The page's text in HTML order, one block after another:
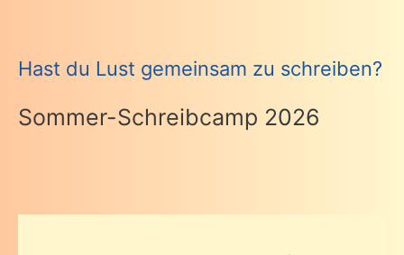
Hast du Lust gemeinsam zu schreiben?
Sommer-Schreibcamp 2026